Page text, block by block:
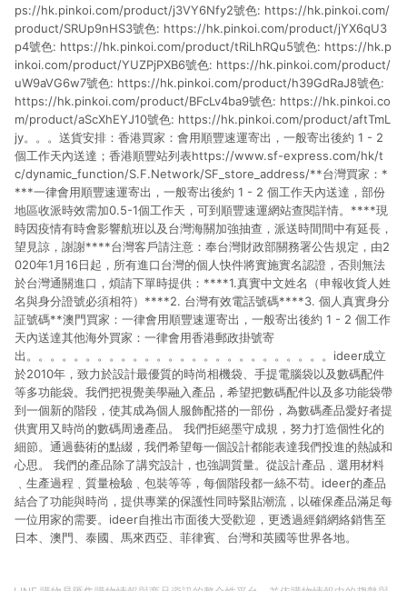
ps://hk.pinkoi.com/product/j3VY6Nfy2號色: https://hk.pinkoi.com/
product/SRUp9nHS3號色: https://hk.pinkoi.com/product/jYX6qU3
p4號色: https://hk.pinkoi.com/product/tRiLhRQu5號色: https://hk.p
inkoi.com/product/YUZPjPXB6號色: https://hk.pinkoi.com/product/
uW9aVG6w7號色: https://hk.pinkoi.com/product/h39GdRaJ8號色:
https://hk.pinkoi.com/product/BFcLv4ba9號色: https://hk.pinkoi.co
m/product/aScXhEYJ10號色: https://hk.pinkoi.com/product/aftTmL
jy。。。送貨安排：香港買家：會用順豐速運寄出，一般寄出後約 1 - 2
個工作天內送達；香港順豐站列表https://www.sf-express.com/hk/t
c/dynamic_function/S.F.Network/SF_store_address/**台灣買家：*
***一律會用順豐速運寄出，一般寄出後約 1 - 2 個工作天內送達，部份
地區收派時效需加0.5-1個工作天，可到順豐速運網站查閱詳情。****現
時因疫情有時會影響航班以及台灣海關加強抽查，派送時間間中有延長，
望見諒，謝謝****台灣客戶請注意：奉台灣財政部關務署公告規定，由2
020年1月16日起，所有進口台灣的個人快件將實施實名認證，否則無法
於台灣通關進口，煩請下單時提供：****1.真實中文姓名（申報收貨人姓
名與身分證號必須相符）****2. 台灣有效電話號碼****3. 個人真實身分
証號碼**澳門買家：一律會用順豐速運寄出，一般寄出後約 1 - 2 個工作
天內送達其他海外買家：一律會用香港郵政掛號寄
出。。。。。。。。。。。。。。。。。。。。。。。。。。ideer成立
於2010年，致力於設計最優質的時尚相機袋、手提電腦袋以及數碼配件
等多功能袋。我們把視覺美學融入產品，希望把數碼配件以及多功能袋帶
到一個新的階段，使其成為個人服飾配搭的一部份，為數碼產品愛好者提
供實用又時尚的數碼周邊產品。 我們拒絕墨守成規，努力打造個性化的
細節。通過藝術的點綴，我們希望每一個設計都能表達我們投進的熱誠和
心思。 我們的產品除了講究設計，也強調質量。從設計產品﹑選用材料
﹑生產過程﹑質量檢驗﹑包裝等等，每個階段都一絲不苟。ideer的產品
結合了功能與時尚，提供專業的保護性同時緊貼潮流，以確保產品滿足每
一位用家的需要。ideer自推出市面後大受歡迎，更透過經銷網絡銷售至
日本、澳門、泰國、馬來西亞、菲律賓、台灣和英國等世界各地。